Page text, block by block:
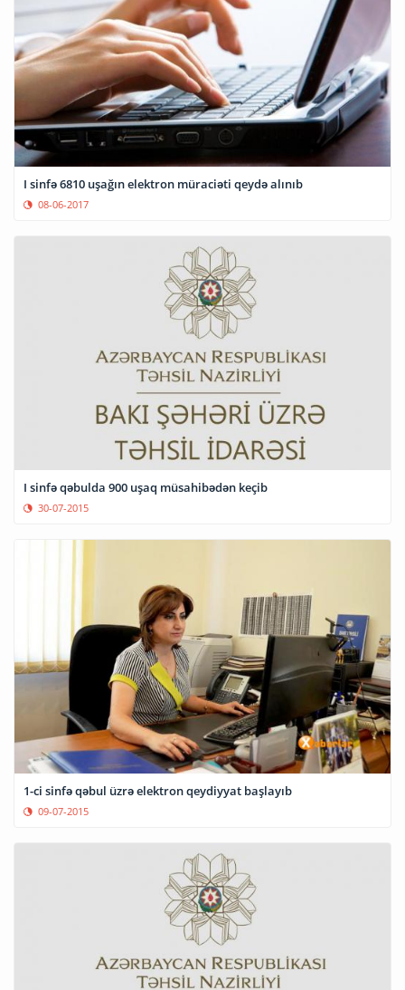
I sinfə 6810 uşağın elektron müraciəti qeydə alınıb
08-06-2017
I sinfə qəbulda 900 uşaq müsahibədən keçib
30-07-2015
1-ci sinfə qəbul üzrə elektron qeydiyyat başlayıb
09-07-2015